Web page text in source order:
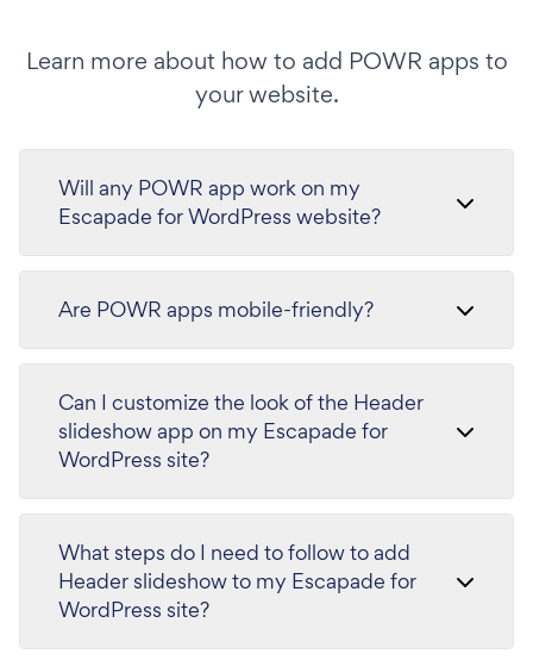
Learn more about how to add POWR apps to
your website.
Will any POWR app work on my
Escapade for WordPress website?
Are POWR apps mobile-friendly?
Can I customize the look of the Header
slideshow app on my Escapade for
WordPress site?
What steps do I need to follow to add
Header slideshow to my Escapade for
WordPress site?